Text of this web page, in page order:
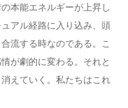
本能エネルギーが上昇し
アル経路に入り込み、頭
流する時なのである。こ
が劇的に変わる。それと
えていく。私たちはこれ